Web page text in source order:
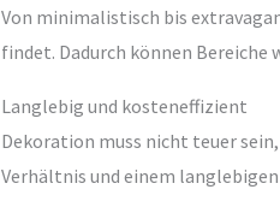
Von minimalistisch bis
findet. Dadurch können
Langlebig und kosteneffizient
Dekoration muss nicht teuer
Verhältnis und einem